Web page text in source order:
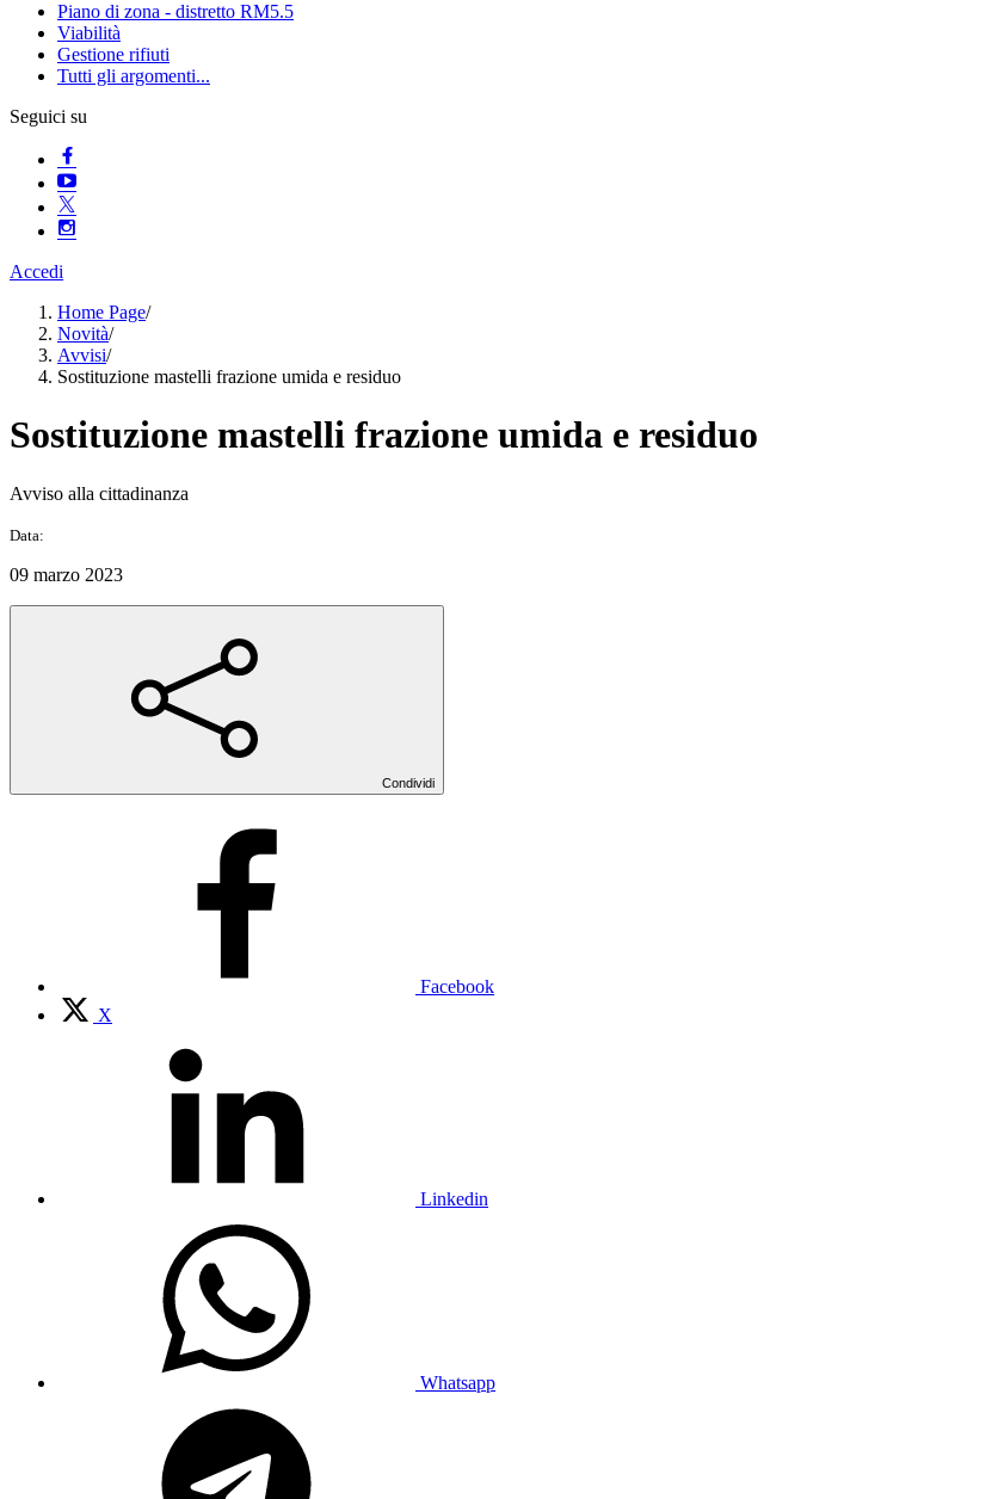
Piano di zona - distretto RM5.5
Viabilità
Gestione rifiuti
Tutti gli argomenti...
Seguici su
Accedi
Home Page/
Novità/
Avvisi/
Sostituzione mastelli frazione umida e residuo
Sostituzione mastelli frazione umida e residuo
Avviso alla cittadinanza
Data:
09 marzo 2023
Condividi
Facebook
X
Linkedin
Whatsapp